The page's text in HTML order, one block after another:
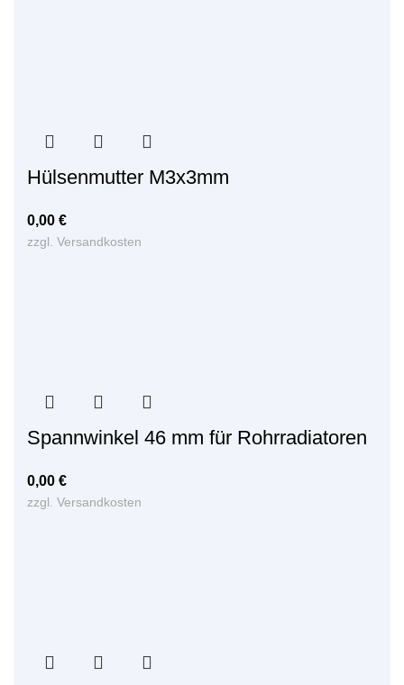
Hülsenmutter M3x3mm
0,00 €
zzgl. Versandkosten
Spannwinkel 46 mm für Rohrradiatoren
0,00 €
zzgl. Versandkosten